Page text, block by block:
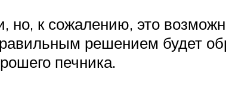
но, к сожалению, это
решением будет
печника.